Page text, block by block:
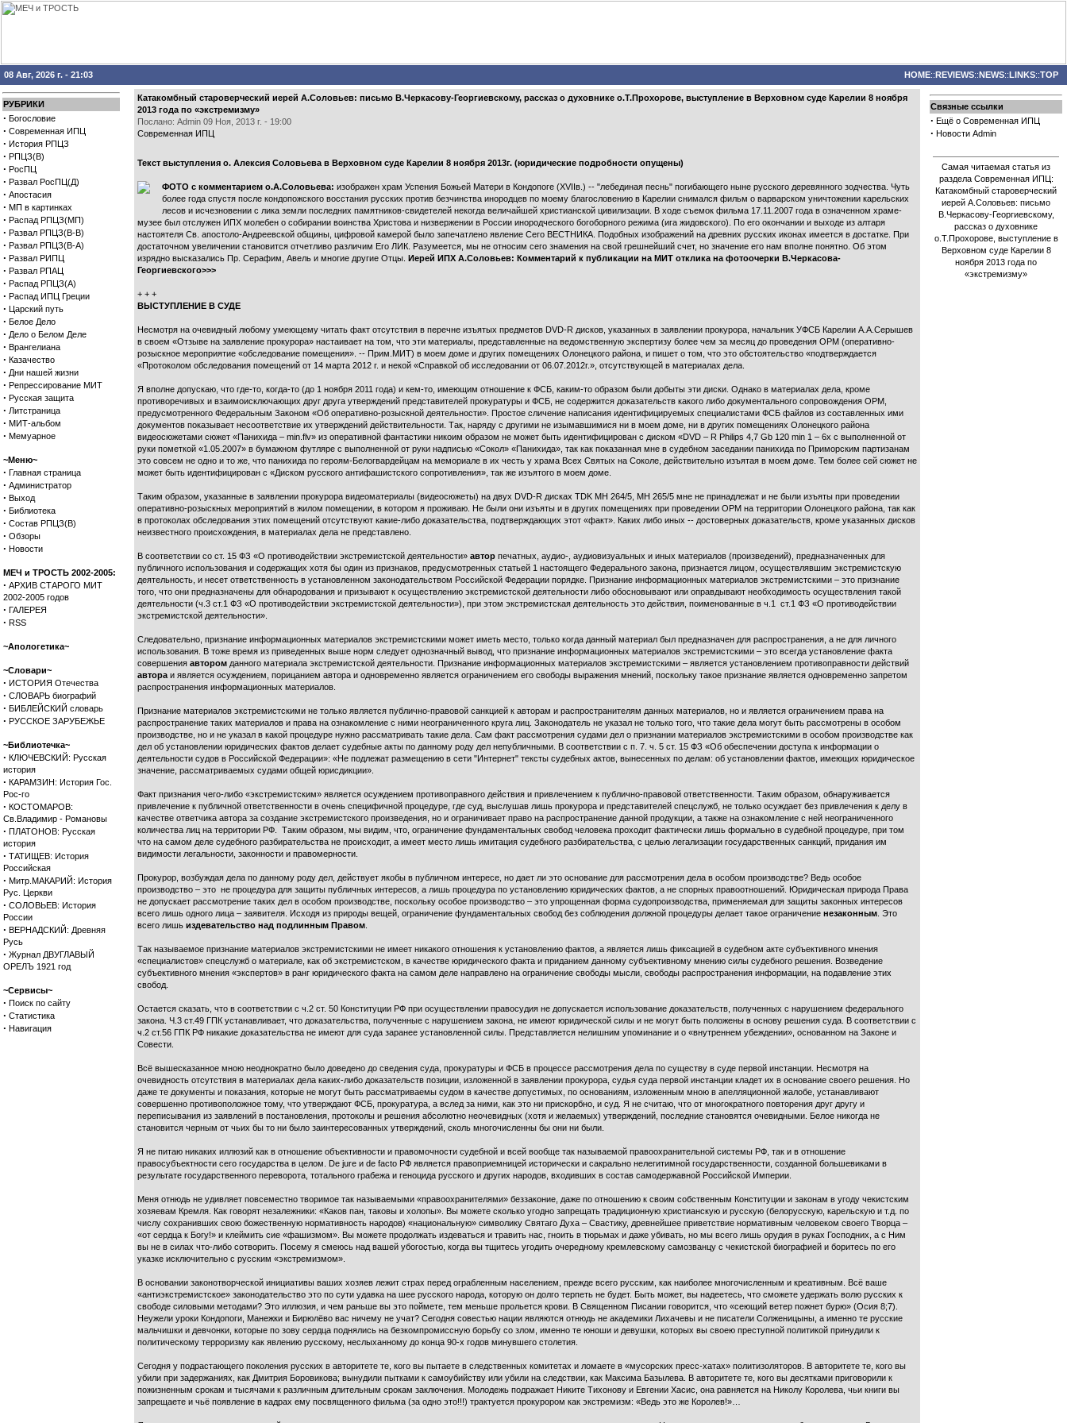
08 Авг, 2026 г. - 21:03 HOME::REVIEWS::NEWS::LINKS::TOP
РУБРИКИ
· Богословие
· Современная ИПЦ
· История РПЦЗ
· РПЦЗ(В)
· РосПЦ
· Развал РосПЦ(Д)
· Апостасия
· МП в картинках
· Распад РПЦЗ(МП)
· Развал РПЦЗ(В-В)
· Развал РПЦЗ(В-А)
· Развал РИПЦ
· Развал РПАЦ
· Распад РПЦЗ(А)
· Распад ИПЦ Греции
· Царский путь
· Белое Дело
· Дело о Белом Деле
· Врангелиана
· Казачество
· Дни нашей жизни
· Репрессирование МИТ
· Русская защита
· Литстраница
· МИТ-альбом
· Мемуарное
~Меню~
· Главная страница
· Администратор
· Выход
· Библиотека
· Состав РПЦЗ(В)
· Обзоры
· Новости
МЕЧ и ТРОСТЬ 2002-2005:
· АРХИВ СТАРОГО МИТ
2002-2005 годов
· ГАЛЕРЕЯ
· RSS
~Апологетика~
~Словари~
· ИСТОРИЯ Отечества
· СЛОВАРЬ биографий
· БИБЛЕЙСКИЙ словарь
· РУССКОЕ ЗАРУБЕЖЬЕ
~Библиотечка~
· КЛЮЧЕВСКИЙ: Русская
история
· КАРАМЗИН: История Гос.
Рос-го
· КОСТОМАРОВ:
Св.Владимир - Романовы
· ПЛАТОНОВ: Русская
история
· ТАТИЩЕВ: История
Российская
· Митр.МАКАРИЙ: История
Рус. Церкви
· СОЛОВЬЕВ: История
России
· ВЕРНАДСКИЙ: Древняя
Русь
· Журнал ДВУГЛАВЫЙ
ОРЕЛЪ 1921 год
~Сервисы~
· Поиск по сайту
· Статистика
· Навигация
Катакомбный староверческий иерей А.Соловьев: письмо В.Черкасову-Георгиевскому, рассказ о духовнике о.Т.Прохорове, выступление в Верховном суде Карелии 8 ноября
2013 года по «экстремизму»
Послано: Admin 09 Ноя, 2013 г. - 19:00
Современная ИПЦ
Текст выступления о. Алексия Соловьева в Верховном суде Карелии 8 ноября 2013г. (юридические подробности опущены)
ФОТО с комментарием о.А.Соловьева: изображен храм Успения Божьей Матери в Кондопоге (ХVIIв.) -- "лебединая песнь" погибающего ныне русского деревянного зодчества. Чуть
более года спустя после кондопожского восстания русских против безчинства инородцев по моему благословению в Карелии снимался фильм о варварском уничтожении карельских
лесов и исчезновении с лика земли последних памятников-свидетелей некогда величайшей христианской цивилизации. В ходе съемок фильма 17.11.2007 года в означенном храме-
музее был отслужен ИПХ молебен о собирании воинства Христова и низвержении в России инородческого богоборного режима (ига жидовского). По его окончании и выходе из алтаря
настоятеля Св. апостоло-Андреевской общины, цифровой камерой было запечатлено явление Сего ВЕСТНИКА. Подобных изображений на древних русских иконах имеется в достатке. При
достаточном увеличении становится отчетливо различим Его ЛИК. Разумеется, мы не относим сего знамения на свой грешнейший счет, но значение его нам вполне понятно. Об этом
изрядно высказались Пр. Серафим, Авель и многие другие Отцы. Иерей ИПХ А.Соловьев: Комментарий к публикации на МИТ отклика на фотоочерки В.Черкасова-
Георгиевского>>>
+ + +
ВЫСТУПЛЕНИЕ В СУДЕ
Несмотря на очевидный любому умеющему читать факт отсутствия в перечне изъятых предметов DVD-R дисков, указанных в заявлении прокурора, начальник УФСБ Карелии А.А.Серышев
в своем «Отзыве на заявление прокурора» настаивает на том, что эти материалы, представленные на ведомственную экспертизу более чем за месяц до проведения ОРМ (оперативно-
розыскное мероприятие «обследование помещения». -- Прим.МИТ) в моем доме и других помещениях Олонецкого района, и пишет о том, что это обстоятельство «подтверждается
«Протоколом обследования помещений от 14 марта 2012 г. и некой «Справкой об исследовании от 06.07.2012г.», отсутствующей в материалах дела.
Я вполне допускаю, что где-то, когда-то (до 1 ноября 2011 года) и кем-то, имеющим отношение к ФСБ, каким-то образом были добыты эти диски. Однако в материалах дела, кроме
противоречивых и взаимоисключающих друг друга утверждений представителей прокуратуры и ФСБ, не содержится доказательств какого либо документального сопровождения ОРМ,
предусмотренного Федеральным Законом «Об оперативно-розыскной деятельности». Простое сличение написания идентифицируемых специалистами ФСБ файлов из составленных ими
документов показывает несоответствие их утверждений действительности. Так, наряду с другими не изымавшимися ни в моем доме, ни в других помещениях Олонецкого района
видеосюжетами сюжет «Панихида – min.flv» из оперативной фантастики никоим образом не может быть идентифицирован с диском «DVD – R Philips 4,7 Gb 120 min 1 – 6х с выполненной от
руки пометкой «1.05.2007» в бумажном футляре с выполненной от руки надписью «Сокол» «Панихида», так как показанная мне в судебном заседании панихида по Приморским партизанам
это совсем не одно и то же, что панихида по героям-Белогвардейцам на мемориале в их честь у храма Всех Святых на Соколе, действительно изъятая в моем доме. Тем более сей сюжет не
может быть идентифицирован с «Диском русского антифашистского сопротивления», так же изъятого в моем доме.
Таким образом, указанные в заявлении прокурора видеоматериалы (видеосюжеты) на двух DVD-R дисках TDK MH 264/5, MH 265/5 мне не принадлежат и не были изъяты при проведении
оперативно-розыскных мероприятий в жилом помещении, в котором я проживаю. Не были они изъяты и в других помещениях при проведении ОРМ на территории Олонецкого района, так как
в протоколах обследования этих помещений отсутствуют какие-либо доказательства, подтверждающих этот «факт». Каких либо иных -- достоверных доказательств, кроме указанных дисков
неизвестного происхождения, в материалах дела не представлено.
В соответствии со ст. 15 ФЗ «О противодействии экстремистской деятельности» автор печатных, аудио-, аудиовизуальных и иных материалов (произведений), предназначенных для
публичного использования и содержащих хотя бы один из признаков, предусмотренных статьей 1 настоящего Федерального закона, признается лицом, осуществлявшим экстремистскую
деятельность, и несет ответственность в установленном законодательством Российской Федерации порядке. Признание информационных материалов экстремистскими – это признание
того, что они предназначены для обнародования и призывают к осуществлению экстремистской деятельности либо обосновывают или оправдывают необходимость осуществления такой
деятельности (ч.3 ст.1 ФЗ «О противодействии экстремистской деятельности»), при этом экстремистская деятельность это действия, поименованные в ч.1 ст.1 ФЗ «О противодействии
экстремистской деятельности».
Следовательно, признание информационных материалов экстремистскими может иметь место, только когда данный материал был предназначен для распространения, а не для личного
использования. В тоже время из приведенных выше норм следует однозначный вывод, что признание информационных материалов экстремистскими – это всегда установление факта
совершения автором данного материала экстремистской деятельности. Признание информационных материалов экстремистскими – является установлением противоправности действий
автора и является осуждением, порицанием автора и одновременно является ограничением его свободы выражения мнений, поскольку такое признание является одновременно запретом
распространения информационных материалов.
Признание материалов экстремистскими не только является публично-правовой санкцией к авторам и распространителям данных материалов, но и является ограничением права на
распространение таких материалов и права на ознакомление с ними неограниченного круга лиц. Законодатель не указал не только того, что такие дела могут быть рассмотрены в особом
производстве, но и не указал в какой процедуре нужно рассматривать такие дела. Сам факт рассмотрения судами дел о признании материалов экстремистскими в особом производстве как
дел об установлении юридических фактов делает судебные акты по данному роду дел непубличными. В соответствии с п. 7. ч. 5 ст. 15 ФЗ «Об обеспечении доступа к информации о
деятельности судов в Российской Федерации»: «Не подлежат размещению в сети "Интернет" тексты судебных актов, вынесенных по делам: об установлении фактов, имеющих юридическое
значение, рассматриваемых судами общей юрисдикции».
Факт признания чего-либо «экстремистским» является осуждением противоправного действия и привлечением к публично-правовой ответственности. Таким образом, обнаруживается
привлечение к публичной ответственности в очень специфичной процедуре, где суд, выслушав лишь прокурора и представителей спецслужб, не только осуждает без привлечения к делу в
качестве ответчика автора за создание экстремистского произведения, но и ограничивает право на распространение данной продукции, а также на ознакомление с ней неограниченного
количества лиц на территории РФ. Таким образом, мы видим, что, ограничение фундаментальных свобод человека проходит фактически лишь формально в судебной процедуре, при том
что на самом деле судебного разбирательства не происходит, а имеет место лишь имитация судебного разбирательства, с целью легализации государственных санкций, придания им
видимости легальности, законности и правомерности.
Прокурор, возбуждая дела по данному роду дел, действует якобы в публичном интересе, но дает ли это основание для рассмотрения дела в особом производстве? Ведь особое
производство – это не процедура для защиты публичных интересов, а лишь процедура по установлению юридических фактов, а не спорных правоотношений. Юридическая природа Права
не допускает рассмотрение таких дел в особом производстве, поскольку особое производство – это упрощенная форма судопроизводства, применяемая для защиты законных интересов
всего лишь одного лица – заявителя. Исходя из природы вещей, ограничение фундаментальных свобод без соблюдения должной процедуры делает такое ограничение незаконным . Это
всего лишь издевательство над подлинным Правом
Так называемое признание материалов экстремистскими не имеет никакого отношения к установлению фактов, а является лишь фиксацией в судебном акте субъективного мнения
«специалистов» спецслужб о материале, как об экстремистском, в качестве юридического факта и приданием данному субъективному мнению силы судебного решения. Возведение
субъективного мнения «экспертов» в ранг юридического факта на самом деле направлено на ограничение свободы мысли, свободы распространения информации, на подавление этих
свобод.
Остается сказать, что в соответствии с ч.2 ст. 50 Конституции РФ при осуществлении правосудия не допускается использование доказательств, полученных с нарушением федерального
закона. Ч.3 ст.49 ГПК устанавливает, что доказательства, полученные с нарушением закона, не имеют юридической силы и не могут быть положены в основу решения суда. В соответствии с
ч.2 ст.56 ГПК РФ никакие доказательства не имеют для суда заранее установленной силы. Представляется нелишним упоминание и о «внутреннем убеждении», основанном на Законе и
Совести.
Всё вышесказанное мною неоднократно было доведено до сведения суда, прокуратуры и ФСБ в процессе рассмотрения дела по существу в суде первой инстанции. Несмотря на
очевидность отсутствия в материалах дела каких-либо доказательств позиции, изложенной в заявлении прокурора, судья суда первой инстанции кладет их в основание своего решения. Но
даже те документы и показания, которые не могут быть рассматриваемы судом в качестве допустимых, по основаниям, изложенным мною в апелляционной жалобе, устанавливают
совершенно противоположное тому, что утверждают ФСБ, прокуратура, а вслед за ними, как это ни прискорбно, и суд. Я не считаю, что от многократного повторения друг другу и
переписывания из заявлений в постановления, протоколы и решения абсолютно неочевидных (хотя и желаемых) утверждений, последние становятся очевидными. Белое никогда не
становится черным от чьих бы то ни было заинтересованных утверждений, сколь многочисленны бы они ни были.
Я не питаю никаких иллюзий как в отношение объективности и правомочности судебной и всей вообще так называемой правоохранительной системы РФ, так и в отношение
правосубъектности сего государства в целом. De jure и de facto РФ является правоприемницей исторически и сакрально нелегитимной государственности, созданной большевиками в
результате государственного переворота, тотального грабежа и геноцида русского и других народов, входивших в состав самодержавной Российской Империи.
Меня отнюдь не удивляет повсеместно творимое так называемыми «правоохранителями» беззаконие, даже по отношению к своим собственным Конституции и законам в угоду чекистским
хозяевам Кремля. Как говорят незалежники: «Каков пан, таковы и холопы». Вы можете сколько угодно запрещать традиционную христианскую и русскую (белорусскую, карельскую и т.д. по
числу сохранивших свою божественную нормативность народов) «национальную» символику Святаго Духа – Свастику, древнейшее приветствие нормативным человеком своего Творца –
«от сердца к Богу!» и клеймить сие «фашизмом». Вы можете продолжать издеваться и травить нас, гноить в тюрьмах и даже убивать, но мы всего лишь орудия в руках Господних, а с Ним
вы не в силах что-либо сотворить. Посему я смеюсь над вашей убогостью, когда вы тщитесь угодить очередному кремлевскому самозванцу с чекистской биографией и боритесь по его
указке исключительно с русским «экстремизмом».
В основании законотворческой инициативы ваших хозяев лежит страх перед ограбленным населением, прежде всего русским, как наиболее многочисленным и креативным. Всё ваше
«антиэкстремистское» законодательство это по сути удавка на шее русского народа, которую он долго терпеть не будет. Быть может, вы надеетесь, что сможете удержать волю русских к
свободе силовыми методами? Это иллюзия, и чем раньше вы это поймете, тем меньше прольется крови. В Священном Писании говорится, что «сеющий ветер пожнет бурю» (Осия 8;7).
Неужели уроки Кондопоги, Манежки и Бирюлёво вас ничему не учат? Сегодня совестью нации являются отнюдь не академики Лихачевы и не писатели Солженицыны, а именно те русские
мальчишки и девчонки, которые по зову сердца поднялись на безкомпромиссную борьбу со злом, именно те юноши и девушки, которых вы своею преступной политикой принудили к
политическому терроризму как явлению русскому, неслыханному до конца 90-х годов минувшего столетия.
Сегодня у подрастающего поколения русских в авторитете те, кого вы пытаете в следственных комитетах и ломаете в «мусорских пресс-хатах» политизоляторов. В авторитете те, кого вы
убили при задержаниях, как Дмитрия Боровикова; вынудили пытками к самоубийству или убили на следствии, как Максима Базылева. В авторитете те, кого вы десятками приговорили к
пожизненным срокам и тысячами к различным длительным срокам заключения. Молодежь подражает Никите Тихонову и Евгении Хасис, она равняется на Николу Королева, чьи книги вы
запрещаете и чьё появление в кадрах ему посвященного фильма (за одно это!!!) трактуется прокурором как экстремизм: «Ведь это же Королев!»…
Связные ссылки
· Ещё о Современная ИПЦ
· Новости Admin
Самая читаемая статья из
раздела Современная ИПЦ:
Катакомбный староверческий
иерей А.Соловьев: письмо
В.Черкасову-Георгиевскому,
рассказ о духовнике
о.Т.Прохорове, выступление в
Верховном суде Карелии 8
ноября 2013 года по
«экстремизму»